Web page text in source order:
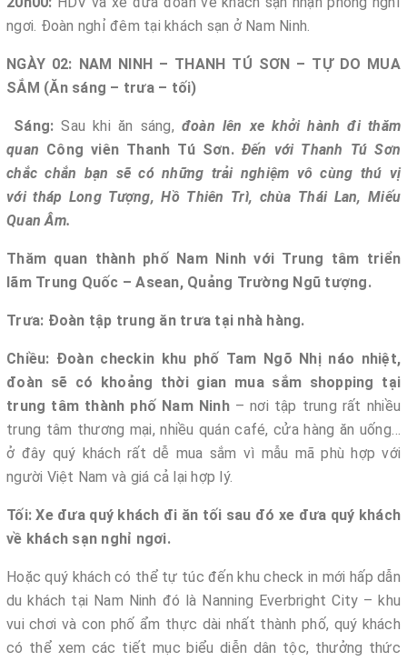
ngơi. Đoàn nghỉ đêm tại khách sạn ở Nam Ninh.
NGÀY 02: NAM NINH – THANH TÚ SƠN – TỰ DO MUA
SẮM (Ăn sáng – trưa – tối)
Sáng: Sau khi ăn sáng, đoàn lên xe khởi hành đi thăm
quan Công viên Thanh Tú Sơn. Đến với Thanh Tú Sơn
chắc chắn bạn sẽ có những trải nghiệm vô cùng thú vị
với tháp Long Tượng, Hồ Thiên Trì, chùa Thái Lan, Miếu
Quan Âm.
Thăm quan thành phố Nam Ninh với Trung tâm triển
lãm Trung Quốc – Asean, Quảng Trường Ngũ tượng.
Trưa: Đoàn tập trung ăn trưa tại nhà hàng.
Chiều: Đoàn checkin khu phố Tam Ngõ Nhị náo nhiệt,
đoàn sẽ có khoảng thời gian mua sắm shopping tại
trung tâm thành phố Nam Ninh– nơi tập trung rất nhiều
trung tâm thương mại, nhiều quán café, cửa hàng ăn uống…
ở đây quý khách rất dễ mua sắm vì mẫu mã phù hợp với
người Việt Nam và giá cả lại hợp lý.
Tối: Xe đưa quý khách đi ăn tối sau đó xe đưa quý khách
về khách sạn nghỉ ngơi.
Hoặc quý khách có thể tự túc đến khu check in mới hấp dẫn
du khách tại Nam Ninh đó là Nanning Everbright City – khu
vui chơi và con phố ẩm thực dài nhất thành phố, quý khách
có thể xem các tiết mục biểu diễn dân tộc, thưởng thức